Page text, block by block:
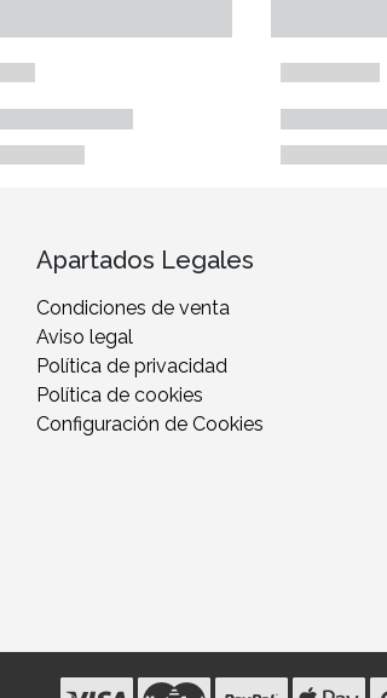
Apartados Legales
Condiciones de venta
Aviso legal
Política de privacidad
Política de cookies
Configuración de Cookies